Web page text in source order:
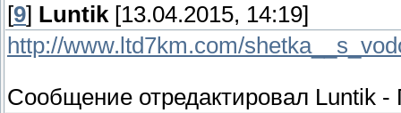
[9] Luntik [13.04.2015, 14:19]
http://www.ltd7km.com/
Сообщение отредактировал Luntik -